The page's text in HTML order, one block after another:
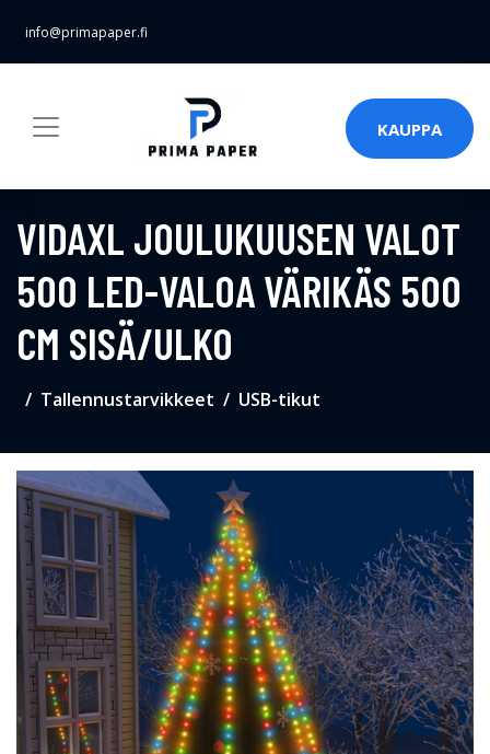
info@primapaper.fi
KAUPPA
VIDAXL JOULUKUUSEN VALOT
500 LED-VALOA VÄRIKÄS 500
CM SISÄ/ULKO
Tallennustarvikkeet USB-tikut